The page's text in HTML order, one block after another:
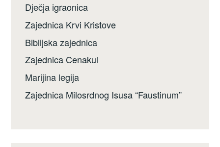
Dječja igraonica
Zajednica Krvi Kristove
Biblijska zajednica
Zajednica Cenakul
Marijina legija
Zajednica Milosrdnog Isusa “Faustinum”